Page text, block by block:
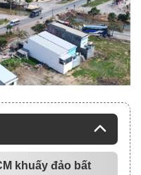
khuấy đảo bất